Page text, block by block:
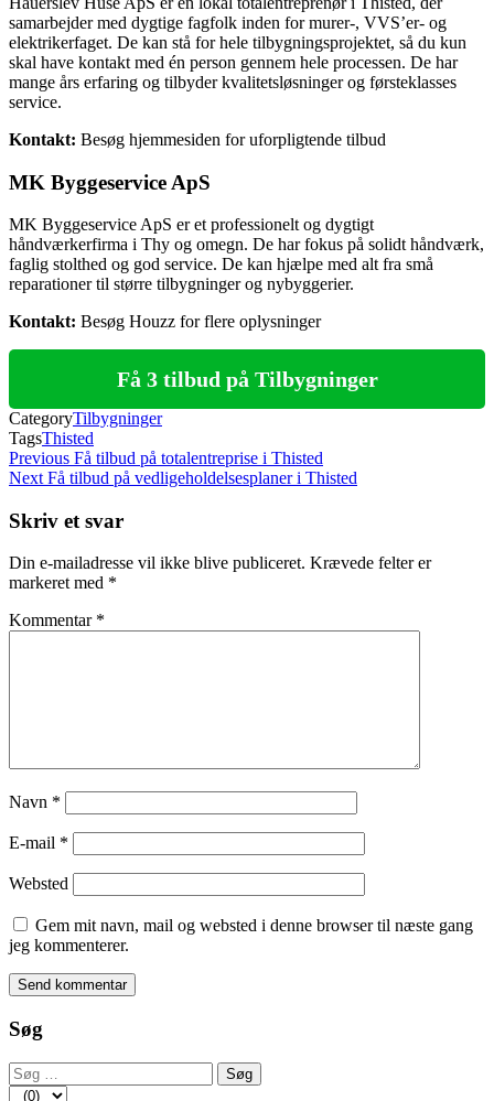
samarbejder med dygtige fagfolk inden for murer-, VVS’er- og
elektrikerfaget. De kan stå for hele tilbygningsprojektet, så du kun
skal have kontakt med én person gennem hele processen. De har
mange års erfaring og tilbyder kvalitetsløsninger og førsteklasses
service.
Kontakt: Besøg hjemmesiden for uforpligtende tilbud
MK Byggeservice ApS
MK Byggeservice ApS er et professionelt og dygtigt
håndværkerfirma i Thy og omegn. De har fokus på solidt håndværk,
faglig stolthed og god service. De kan hjælpe med alt fra små
reparationer til større tilbygninger og nybyggerier.
Kontakt: Besøg Houzz for flere oplysninger
Få 3 tilbud på Tilbygninger
CategoryTilbygninger
TagsThisted
Indlægsnavigation
Previous
Post
Previous Få tilbud på totalentreprise i Thisted
Next
Next Få tilbud på vedligeholdelsesplaner i Thisted
Skriv et svar
Din e-mailadresse vil ikke blive publiceret. Krævede felter er
markeret med *
Kommentar *
Navn *
E-mail *
Websted
Gem mit navn, mail og websted i denne browser til næste gang
jeg kommenterer.
Søg
Søg
efter: